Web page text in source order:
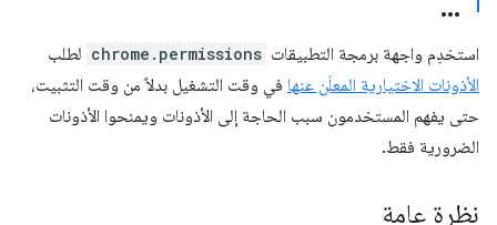
استخدِم واجهة برمجة التطبيقات chrome.permissions لطلب
الأذونات الاختيارية المعلَن عنها في وقت التشغيل بدلاً من وقت التثبيت،
حتى يفهم المستخدمون سبب الحاجة إلى الأذونات ويمنحوا الأذونات
الضرورية فقط.
نظرة عامة